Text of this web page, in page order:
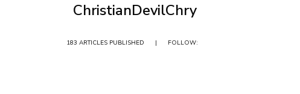
ChristianDevilChry
183 ARTICLES PUBLISHED | FOLLOW: